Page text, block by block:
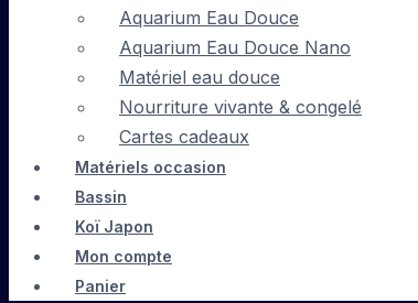
Aquarium Eau Douce
Aquarium Eau Douce Nano
Matériel eau douce
Nourriture vivante & congelé
Cartes cadeaux
Matériels occasion
Bassin
Koï Japon
Mon compte
Panier